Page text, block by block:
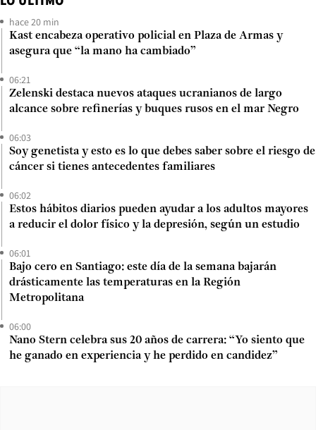
hace 20 min
Kast encabeza operativo policial en Plaza de Armas y
asegura que “la mano ha cambiado”
06:21
Zelenski destaca nuevos ataques ucranianos de largo
alcance sobre refinerías y buques rusos en el mar Negro
06:03
Soy genetista y esto es lo que debes saber sobre el riesgo de
cáncer si tienes antecedentes familiares
06:02
Estos hábitos diarios pueden ayudar a los adultos mayores
a reducir el dolor físico y la depresión, según un estudio
06:01
Bajo cero en Santiago: este día de la semana bajarán
drásticamente las temperaturas en la Región
Metropolitana
06:00
Nano Stern celebra sus 20 años de carrera: “Yo siento que
he ganado en experiencia y he perdido en candidez”